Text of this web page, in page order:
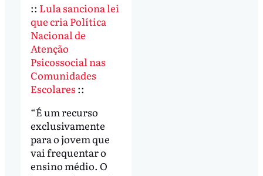
:: Lula sanciona lei
que cria Política
Nacional de
Atenção
Psicossocial nas
Comunidades
Escolares ::
“É um recurso
exclusivamente
para o jovem que
vai frequentar o
ensino médio. O